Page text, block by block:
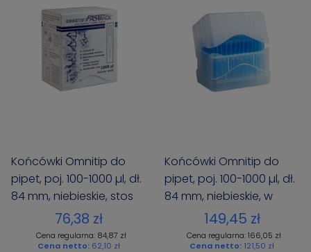
Końcówki Omnitip do
pipet, poj. 100-1000 µl, dł.
84 mm, niebieskie, stos
Starter, 384 szt. (4x96)
76,38 zł
Cena regularna: 84,87 zł
Cena netto: 62,10 zł
Końcówki Omnitip do
pipet, poj. 100-1000 µl, dł.
84 mm, niebieskie, w
pojemnikach typu rack,
480 szt. (5 x 96)
149,45 zł
Cena regularna: 166,05 zł
Cena netto: 121,50 zł